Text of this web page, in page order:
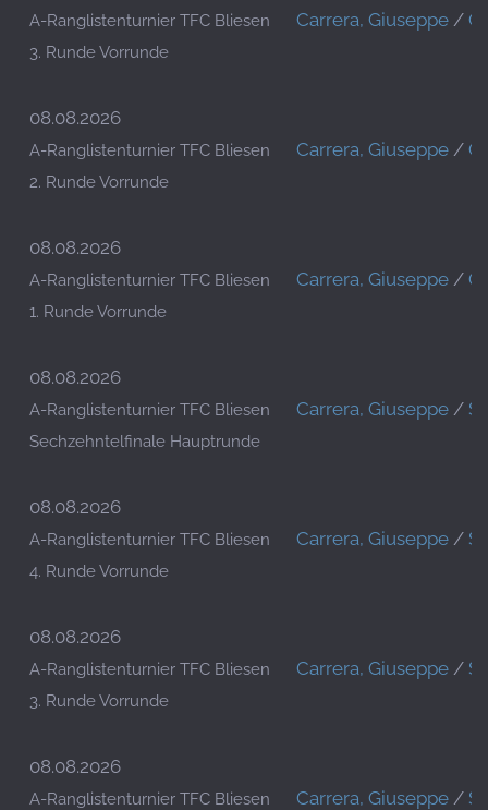
A-Ranglistenturnier TFC Bliesen
3. Runde Vorrunde
Carrera, Giuseppe /
08.08.2026
A-Ranglistenturnier TFC Bliesen
2. Runde Vorrunde
Carrera, Giuseppe /
08.08.2026
A-Ranglistenturnier TFC Bliesen
1. Runde Vorrunde
Carrera, Giuseppe /
08.08.2026
A-Ranglistenturnier TFC Bliesen
Sechzehntelfinale Hauptrunde
Carrera, Giuseppe /
08.08.2026
A-Ranglistenturnier TFC Bliesen
4. Runde Vorrunde
Carrera, Giuseppe /
08.08.2026
A-Ranglistenturnier TFC Bliesen
3. Runde Vorrunde
Carrera, Giuseppe /
08.08.2026
A-Ranglistenturnier TFC Bliesen
Carrera, Giuseppe /